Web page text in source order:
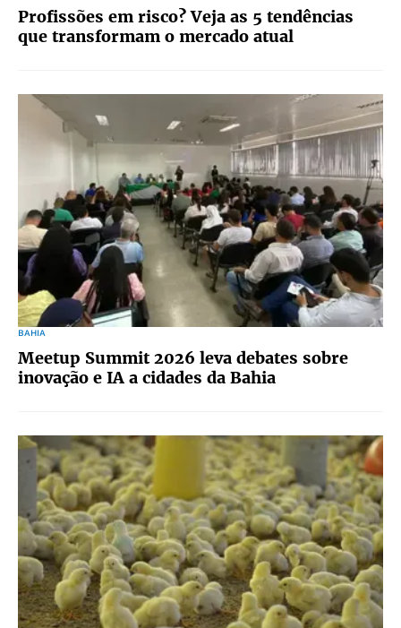
Profissões em risco? Veja as 5 tendências
que transformam o mercado atual
BAHIA
Meetup Summit 2026 leva debates sobre
inovação e IA a cidades da Bahia